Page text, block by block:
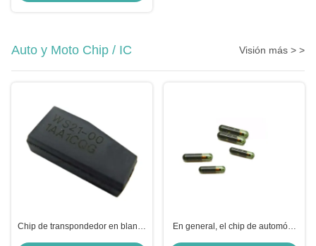
Auto y Moto Chip / IC Visión más > >
Chip de transpondedor en blanco
En general, el chip de automóvil